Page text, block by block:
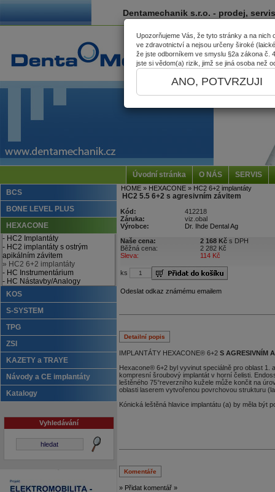
Dentamechanik s.r.o. - prodej,
Úvodní stránka O NÁS SERVIS
BCS
BONE LEVEL PLUS
HEXACONE
- HC2 Implantáty
- HC2 implantáty s ostrým
apikálním závitem
» HC2 6+2 implantáty
- HC Instrumentárium
- HC Nástavby/Analogy
KOS
S-SYSTEM
TPG
ZSI
KAZETY a TRAYE
Návody a CE implantáty
Katalogy
Vyhledávání
HOME » HEXACONE » HC2 6+2 implantáty
HC2 5.5 6+2 s agresivním závitem
Kód:
412218
Záruka:
viz.obal
Výrobce:
Dr. Ihde Dental Ag
Naše cena:
2 168 Kč s DPH
Běžná cena:
2 282 Kč
Sleva:
114 Kč
ks
Odeslat odkaz známému emailem
Detailní popis
IMPLANTÁTY HEXACONE® 6+2 S AGRESIVNÍM
Hexacone® 6+2 byl vyvinut speciálně pro oblast 1.
kompresní šroubový implantát v horní čelisti.
leštěného 75°reverzního kužele může končit na
oblasti laserem vytvořenou povrchovou strukturu
Kónická leštěná hlavice implantátu (a) by měla být
Komentáře
» Přidat komentář »
Upozorňujeme Vás, že tyto stránky a na
ve zdravotnictví a nejsou určeny široké
že jste odborníkem ve smyslu §2a zákona č.
jste si vědom(a) rizik, jimž se jiná osoba než
ANO, POTVRZUJI